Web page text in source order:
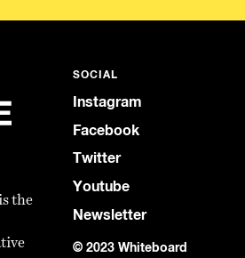
the
SOCIAL
Instagram
Facebook
Twitter
Youtube
Newsletter
© 2023 Whiteboard